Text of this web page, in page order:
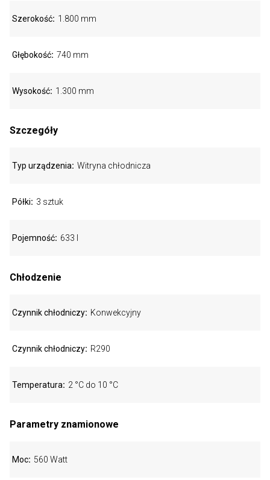
Szerokość 1.800 mm
Głębokość 740 mm
Wysokość 1.300 mm
Szczegóły
Typ urządzenia Witryna chłodnicza
Półki 3 sztuk
Pojemność 633 l
Chłodzenie
Czynnik chłodniczy Konwekcyjny
Czynnik chłodniczy R290
Temperatura 2 °C do 10 °C
Parametry znamionowe
Moc 560 Watt